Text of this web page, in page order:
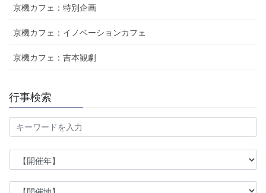
京機カフェ：特別企画
京機カフェ：イノベーションカフェ
京機カフェ：吉本観劇
行事検索